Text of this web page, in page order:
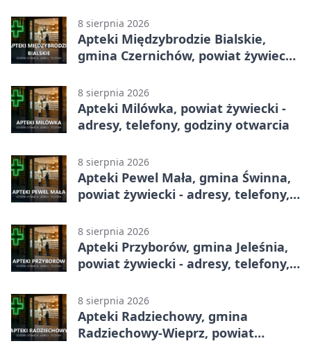
8 sierpnia 2026
Apteki Międzybrodzie Bialskie,
gmina Czernichów, powiat żywiecki
8 sierpnia 2026
Apteki Milówka, powiat żywiecki -
adresy, telefony, godziny otwarcia
8 sierpnia 2026
Apteki Pewel Mała, gmina Świnna,
powiat żywiecki - adresy, telefony,
8 sierpnia 2026
Apteki Przyborów, gmina Jeleśnia,
powiat żywiecki - adresy, telefony,
8 sierpnia 2026
Apteki Radziechowy, gmina
Radziechowy-Wieprz, powiat